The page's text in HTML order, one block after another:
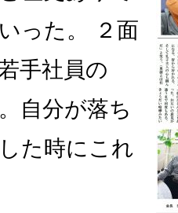
った。 ２面
手社員の
自分が落ち
た時にこれ